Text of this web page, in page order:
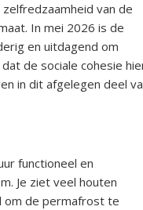
van de
In mei 2026 is de
en uitdagend om
de sociale cohesie
in dit afgelegen deel
functioneel en
Je ziet veel houten
om de permafrost te